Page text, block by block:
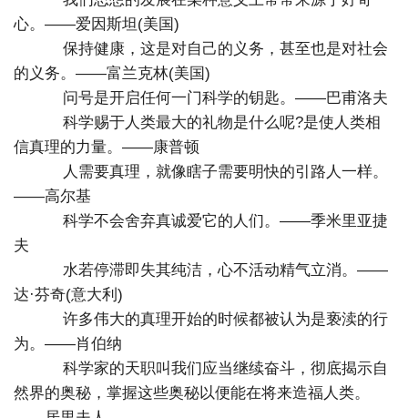
心。——爱因斯坦(美国)
保持健康，这是对自己的义务，甚至也是对社会
的义务。——富兰克林(美国)
问号是开启任何一门科学的钥匙。——巴甫洛夫
科学赐于人类最大的礼物是什么呢?是使人类相
信真理的力量。——康普顿
人需要真理，就像瞎子需要明快的引路人一样。
——高尔基
科学不会舍弃真诚爱它的人们。——季米里亚捷
夫
水若停滞即失其纯洁，心不活动精气立消。——
达·芬奇(意大利)
许多伟大的真理开始的时候都被认为是亵渎的行
为。——肖伯纳
科学家的天职叫我们应当继续奋斗，彻底揭示自
然界的奥秘，掌握这些奥秘以便能在将来造福人类。